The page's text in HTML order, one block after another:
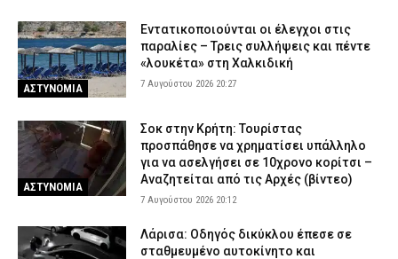
ΑΣΤΥΝΟΜΙΑ
Εντατικοποιούνται οι έλεγχοι στις
παραλίες – Τρεις συλλήψεις και πέντε
«λουκέτα» στη Χαλκιδική
7 Αυγούστου 2026 20:27
ΑΣΤΥΝΟΜΙΑ
Σοκ στην Κρήτη: Τουρίστας
προσπάθησε να χρηματίσει υπάλληλο
για να ασελγήσει σε 10χρονο κορίτσι –
Αναζητείται από τις Αρχές (βίντεο)
7 Αυγούστου 2026 20:12
Λάρισα: Οδηγός δικύκλου έπεσε σε
σταθμευμένο αυτοκίνητο και